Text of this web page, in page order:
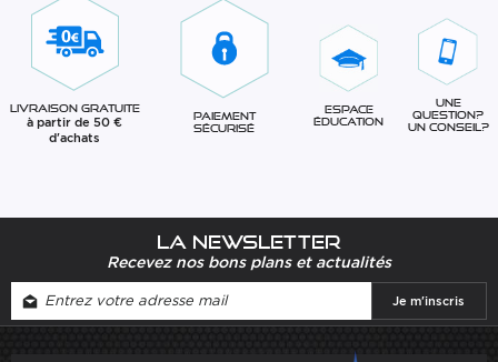
Livraison gratuite
à partir de 50 €
d'achats
Paiement
sécurisé
Espace
éducation
Une
question?
Un conseil?
La newsletter
Recevez nos bons plans et actualités